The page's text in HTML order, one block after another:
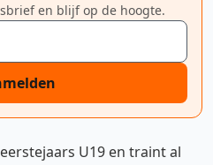
en blijf op de hoogte.
eerstejaars U19 en traint al